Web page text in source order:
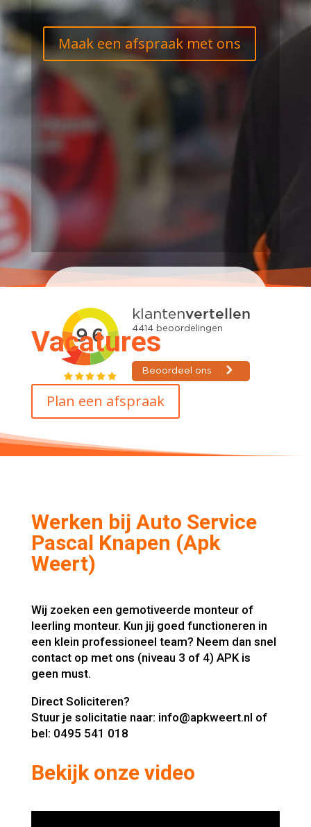
Maak een afspraak met ons
Vacatures
Plan een afspraak
Werken bij Auto Service
Pascal Knapen (Apk
Weert)
Wij zoeken een gemotiveerde monteur of
leerling monteur. Kun jij goed functioneren in
een klein professioneel team? Neem dan snel
contact op met ons (niveau 3 of 4) APK is
geen must.
Direct Soliciteren?
Stuur je solicitatie naar: info@apkweert.nl of
bel: 0495 541 018
Bekijk onze video